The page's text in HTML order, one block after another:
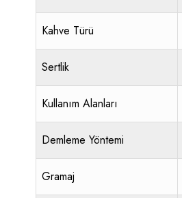
Kahve Türü
Sertlik
Kullanım Alanları
Demleme Yöntemi
Gramaj